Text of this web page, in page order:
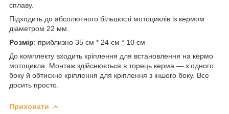
сплаву.
Підходить до абсолютного більшості мотоциклів із кермом
діаметром 22 мм.
Розмір: приблизно 35 см * 24 см * 10 см
До комплекту входить кріплення для встановлення на кермо
мотоцикла. Монтаж здійснюється в торець керма — з одного
боку й обтискне кріплення для кріплення з іншого боку. Все
досить просто.
Приховати